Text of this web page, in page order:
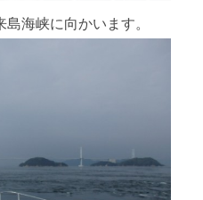
海峡に向かいます。